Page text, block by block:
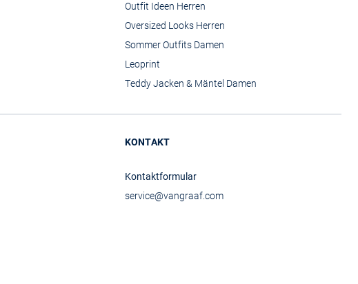
Outfit Ideen Herren
Oversized Looks Herren
Sommer Outfits Damen
Leoprint
Teddy Jacken & Mäntel Damen
KONTAKT
Kontaktformular
service@vangraaf.com